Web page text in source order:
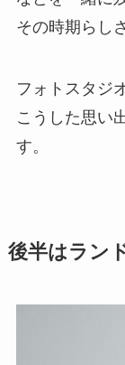
その時期らし
フォトスタジ
こうした思い
す。
後半はラン